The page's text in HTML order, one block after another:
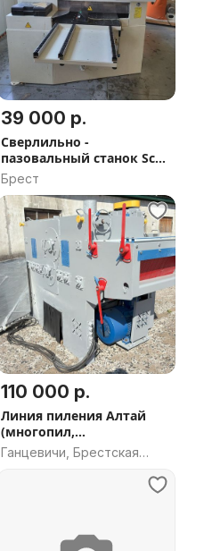
39 000 р.
Сверлильно -
пазовальный станок Scm
cyflex h800
Брест
110 000 р.
Линия пиления Алтай
(многопил,
центрователь)
Ганцевичи, Брестская